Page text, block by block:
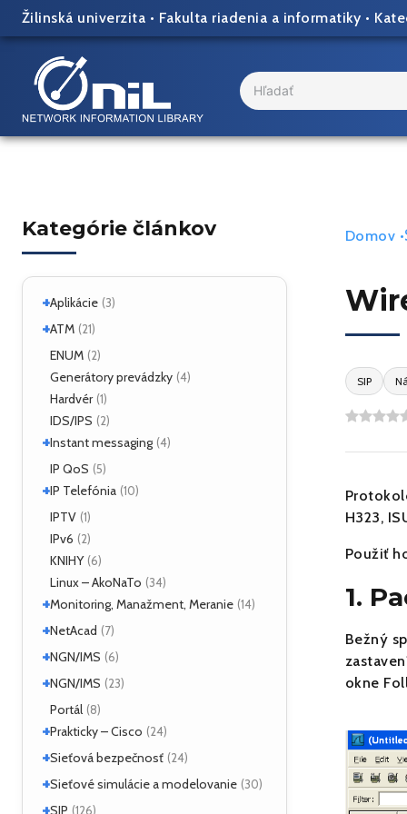
Skip
to
content
Žilinská univerzita • Fakulta riadenia a informatiky •
Search
...
Kategórie článkov
+Aplikácie (3)
Linux
+ATM (21)
ATM Linux
+Hardvér (6)
ENUM (2)
Generátory prevádzky (4)
Hardvér (1)
IDS/IPS (2)
+Instant messaging (4)
SIMPLE
XMPP (2)
IP QoS (5)
+IP Telefónia (10)
VoIP
IPTV (1)
IPv6 (2)
KNIHY (6)
Linux – AkoNaTo (34)
+Monitoring, Manažment, Meranie (14)
Nástroje
NetFlow
SNMP
+NetAcad (7)
CCNA
Príklady
+NGN/IMS (6)
Kamailio IMS
OpenIMSCore
+NGN/IMS (23)
Kamailio IMS
OpenIMSCore
Portál (8)
+Prakticky – Cisco (24)
ASA (1)
Monitoring
+Sieťová bezpečnosť (24)
Analyzátory (1)
Moloch
+Sieťové simulácie a modelovanie (30)
Dynamips/Dynagen
+SIP (126)
Domov •
SIP
H323,
Použiť
1.
Bežný
okne